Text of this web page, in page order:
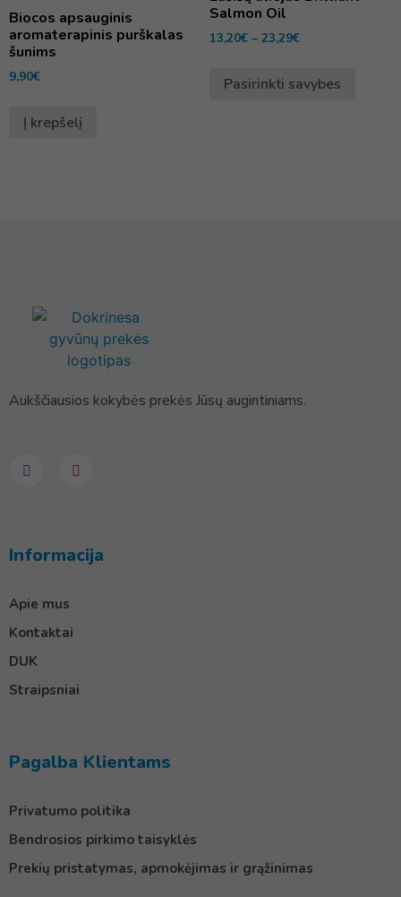
Biocos apsauginis
aromaterapinis purškalas
šunims
9,90€
Į krepšelį
Salmon Oil
13,20€ – 23,29€
Pasirinkti savybes
Aukščiausios kokybės prekės Jūsų augintiniams.
Informacija
Apie mus
Kontaktai
DUK
Straipsniai
Pagalba Klientams
Privatumo politika
Bendrosios pirkimo taisyklės
Prekių pristatymas, apmokėjimas ir grąžinimas